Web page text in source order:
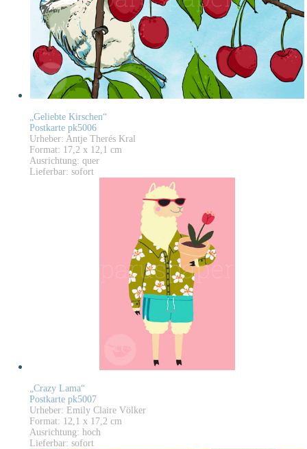
„Geliebte Kirschen“
Postkarte pk5006
Urheber: Antje Therés Kral
Format: 17,2 x 12,1 cm
Ausrichtung: quer
Lieferbar: sofort
„Crazy Lama“
Postkarte pk5007
Urheber: Emily Claire Völker
Format: 12,1 x 17,2 cm
Ausrichtung: hoch
Lieferbar: sofort